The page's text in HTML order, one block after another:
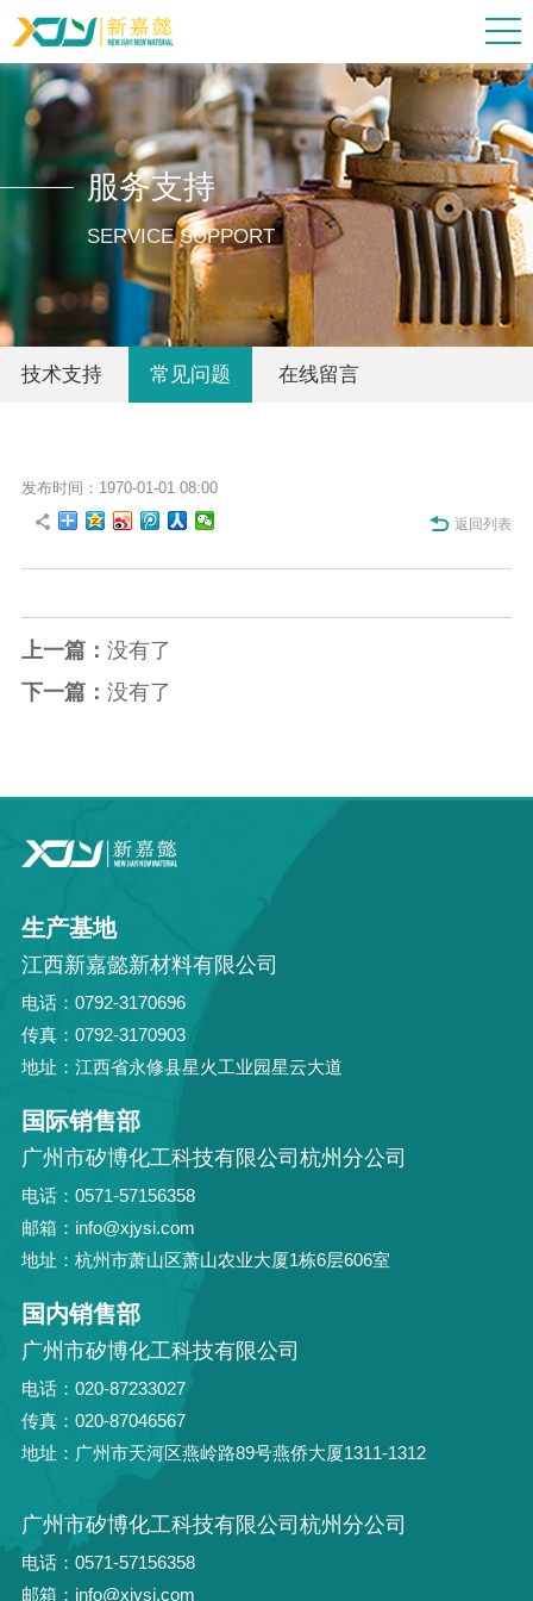
服务支持
SERVICE SUPPORT
技术支持 常见问题 在线留言
发布时间：1970-01-01 08:00
返回列表
上一篇： 没有了
下一篇： 没有了
生产基地
江西新嘉懿新材料有限公司
电话：0792-3170696
传真：0792-3170903
地址：江西省永修县星火工业园星云大道
国际销售部
广州市矽博化工科技有限公司杭州分公司
电话：0571-57156358
邮箱：info@xjysi.com
地址：杭州市萧山区萧山农业大厦1栋6层606室
国内销售部
广州市矽博化工科技有限公司
电话：020-87233027
传真：020-87046567
地址：广州市天河区燕岭路89号燕侨大厦1311-1312
广州市矽博化工科技有限公司杭州分公司
电话：0571-57156358
邮箱：info@xjysi.com